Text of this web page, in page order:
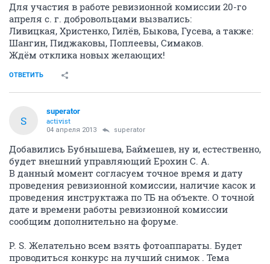
Для участия в работе ревизионной комиссии 20-го
апреля с. г. добровольцами вызвались:
Ливицкая, Христенко, Гилёв, Быкова, Гусева, а также:
Шангин, Пиджаковы, Поплеевы, Симаков.
Ждём отклика новых желающих!
ОТВЕТИТЬ
S
superator
activist
04 апреля 2013 superator
Добавились Бубнышева, Баймешев, ну и, естественно,
будет внешний управляющий Ерохин С. А.
В данный момент согласуем точное время и дату
проведения ревизионной комиссии, наличие касок и
проведения инструктажа по ТБ на объекте. О точной
дате и времени работы ревизионной комиссии
сообщим дополнительно на форуме.
P. S. Желательно всем взять фотоаппараты. Будет
проводиться конкурс на лучший снимок . Тема